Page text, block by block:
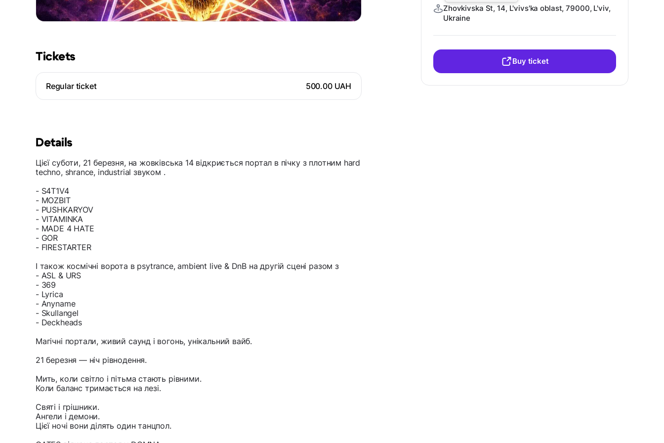
Tickets
Regular ticket 500.00 UAH
Details
Цієї суботи, 21 березня, на жовківська 14 відкриється портал в пічку з плотним hard
techno, shrance, industrial звуком .
- S4T1V4
- MOZBIT
- PUSHKARYOV
- VITAMINKA
- MADE 4 HATE
- GOR
- FIRESTARTER
І також космічні ворота в psytrance, ambient live & DnB на другій сцені разом з
- ASL & URS
- 369
- Lyrica
- Anyname
- Skullangel
- Deckheads
Магічні портали, живий саунд і вогонь, унікальний вайб.
21 березня — ніч рівнодення.
Мить, коли світло і пітьма стають рівними.
Коли баланс тримається на лезі.
Святі і грішники.
Ангели і демони.
Цієї ночі вони ділять один танцпол.
Zhovkivska St, 14, L'vivs'ka oblast, 79000, L'viv,
Ukraine
Buy ticket